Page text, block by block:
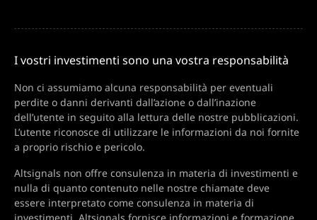
I vostri investimenti sono una vostra responsabilità
Non ci assumiamo alcuna responsabilità per eventuali
perdite o danni derivanti dall’azione o dall’inazione
dell’utente in seguito alla lettura delle nostre pubblicazioni.
L’utente riconosce di utilizzare le informazioni da noi fornite
a proprio rischio e pericolo.
Altsignals non offre consulenza in materia di investimenti e
nulla di quanto contenuto nelle nostre chiamate deve
essere interpretato come consulenza in materia di